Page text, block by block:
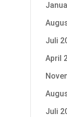
Juli
April
Juli